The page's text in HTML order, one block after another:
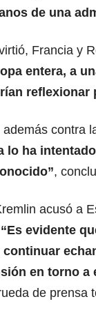
de una
Francia y
entera, a
reflexionar
contra
lo ha
,
acusó a
“Es evidente
en torno a
de prensa